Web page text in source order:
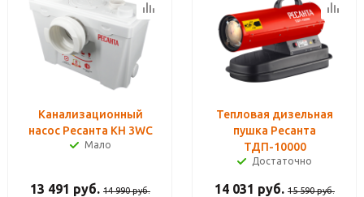
Канализационный
насос Ресанта КН 3WC
Мало
13 491 руб. 14 990руб.
Тепловая дизельная
пушка Ресанта
ТДП-10000
Достаточно
14 031 руб. 15 590руб.